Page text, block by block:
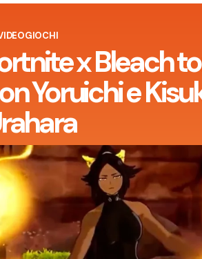
x Bleach
Yoruichi e